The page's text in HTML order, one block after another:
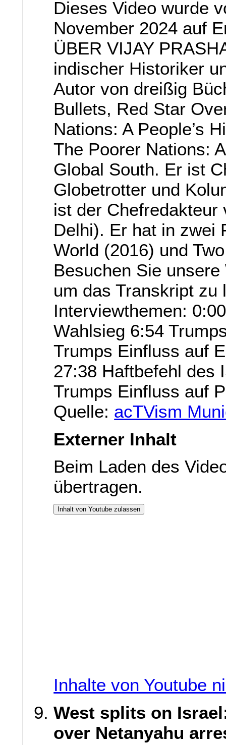
Dieses Video wurde
November 2024 auf
ÜBER VIJAY
indischer Historiker
Autor von dreißig
Bullets, Red Star
Nations: A People’s
The Poorer Nations:
Global South. Er ist
Globetrotter und
ist der Chefredakteur
Delhi). Er hat in zwei
World (2016) und
Besuchen Sie
um das Transkript zu
Interviewthemen:
Wahlsieg 6:54
Trumps Einfluss auf
27:38 Haftbefehl des
Trumps Einfluss auf
Quelle: acTVism
Externer Inhalt
Beim Laden des
übertragen.
Inhalt von Youtube zulassen
Inhalte von Youtube
West splits on
over Netanyahu